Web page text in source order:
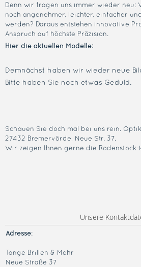
Denn wir fragen uns immer wieder neu:
noch angenehmer, leichter, einfacher
werden? Daraus entstehen innovative
Anspruch auf höchste Präzision.
Hier die aktuellen Modelle:
Demnächst haben wir wieder neue
Bitte haben Sie noch etwas Geduld.
Schauen Sie doch mal bei uns rein.
27432 Bremervörde, Neue Str. 37.
Wir zeigen Ihnen gerne die Rodenstock-
Unsere
Adresse:
Tange Brillen & Mehr
Neue Straße 37